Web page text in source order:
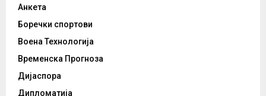
Анкета
Боречки спортови
Воена Технологија
Временска Прогноза
Дијаспора
Дипломатија